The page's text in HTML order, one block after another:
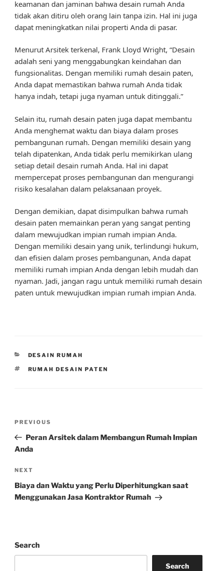
keamanan dan jaminan bahwa desain rumah Anda
tidak akan ditiru oleh orang lain tanpa izin. Hal ini juga
dapat meningkatkan nilai properti Anda di pasar.
Menurut Arsitek terkenal, Frank Lloyd Wright, “Desain
adalah seni yang menggabungkan keindahan dan
fungsionalitas. Dengan memiliki rumah desain paten,
Anda dapat memastikan bahwa rumah Anda tidak
hanya indah, tetapi juga nyaman untuk ditinggali.”
Selain itu, rumah desain paten juga dapat membantu
Anda menghemat waktu dan biaya dalam proses
pembangunan rumah. Dengan memiliki desain yang
telah dipatenkan, Anda tidak perlu memikirkan ulang
setiap detail desain rumah Anda. Hal ini dapat
mempercepat proses pembangunan dan mengurangi
risiko kesalahan dalam pelaksanaan proyek.
Dengan demikian, dapat disimpulkan bahwa rumah
desain paten memainkan peran yang sangat penting
dalam mewujudkan impian rumah impian Anda.
Dengan memiliki desain yang unik, terlindungi hukum,
dan efisien dalam proses pembangunan, Anda dapat
memiliki rumah impian Anda dengan lebih mudah dan
nyaman. Jadi, jangan ragu untuk memiliki rumah desain
paten untuk mewujudkan impian rumah impian Anda.
CATEGORIES
DESAIN RUMAH
TAGS
RUMAH DESAIN PATEN
Previous
Post
PREVIOUS
Peran Arsitek dalam Membangun Rumah Impian
Anda
Next
Post
NEXT
Biaya dan Waktu yang Perlu Diperhitungkan saat
Menggunakan Jasa Kontraktor Rumah
Search
Search